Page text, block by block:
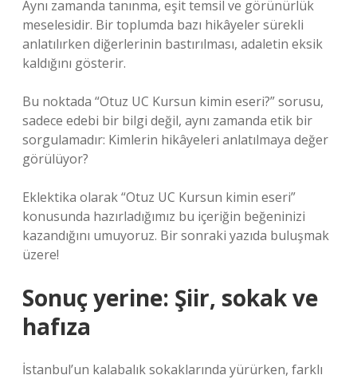
Aynı zamanda tanınma, eşit temsil ve görünürlük
meselesidir. Bir toplumda bazı hikâyeler sürekli
anlatılırken diğerlerinin bastırılması, adaletin eksik
kaldığını gösterir.
Bu noktada “Otuz UC Kursun kimin eseri?” sorusu,
sadece edebi bir bilgi değil, aynı zamanda etik bir
sorgulamadır: Kimlerin hikâyeleri anlatılmaya değer
görülüyor?
Eklektika olarak “Otuz UC Kursun kimin eseri”
konusunda hazırladığımız bu içeriğin beğeninizi
kazandığını umuyoruz. Bir sonraki yazıda buluşmak
üzere!
Sonuç yerine: Şiir, sokak ve
hafıza
İstanbul’un kalabalık sokaklarında yürürken, farklı